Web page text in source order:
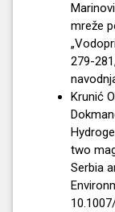
mreže
279-
Krunić
two
Serbia